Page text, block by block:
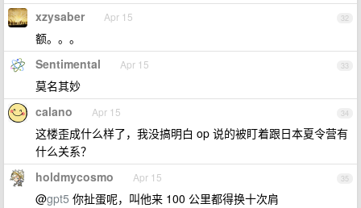
32
xzysaber Apr 15
额。。。
33
Sentimental Apr 15
莫名其妙
34
calano Apr 15
这楼歪成什么样了，我没搞明白 op 说的被盯着跟日本夏令营有
什么关系？
35
holdmycosmo Apr 15
@gpt5 你扯蛋呢，叫他来 100 公里都得换十次肩